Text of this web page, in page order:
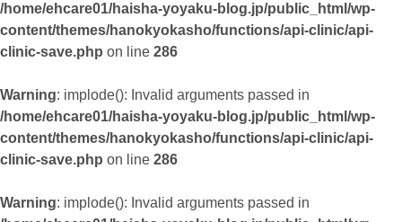
/home/ehcare01/haisha-yoyaku-blog.jp/public_html/wp-
content/themes/hanokyokasho/functions/api-clinic/api-
clinic-save.php on line 286
Warning: implode(): Invalid arguments passed in
/home/ehcare01/haisha-yoyaku-blog.jp/public_html/wp-
content/themes/hanokyokasho/functions/api-clinic/api-
clinic-save.php on line 286
Warning: implode(): Invalid arguments passed in